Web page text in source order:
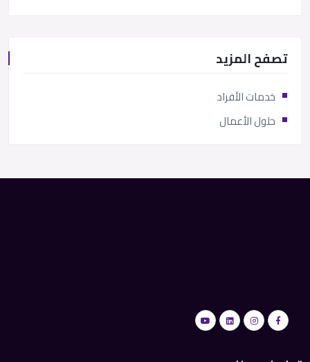
تصفح المزيد
خدمات الأفراد
حلول الأعمال